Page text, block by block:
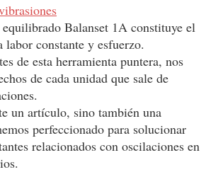
Balanset 1A constituye el
labor constante y esfuerzo.
de esta herramienta puntera, nos
de cada unidad que sale de
un artículo, sino también una
perfeccionado para solucionar
relacionados con oscilaciones en